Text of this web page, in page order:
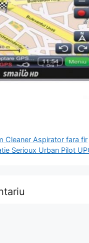
Cleaner Aspirator fara fir
Serioux Urban Pilot